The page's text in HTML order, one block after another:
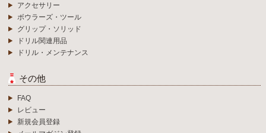
アクセサリー
ボウラーズ・ツール
グリップ・ソリッド
ドリル関連用品
ドリル・メンテナンス
その他
FAQ
レビュー
新規会員登録